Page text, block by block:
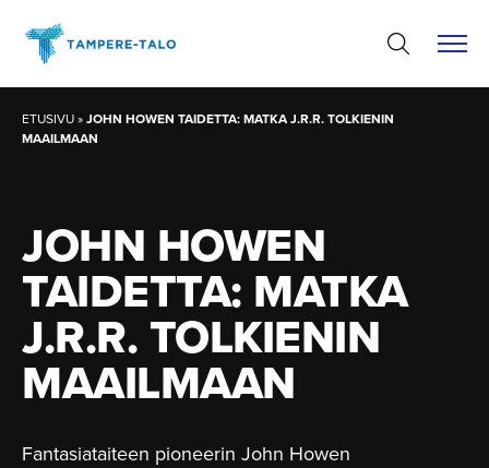
sisältöön
ETUSIVU»JOHN HOWEN TAIDETTA: MATKA J.R.R. TOLKIENIN
MAAILMAAN
JOHN HOWEN
TAIDETTA: MATKA
J.R.R. TOLKIENIN
MAAILMAAN
Fantasiataiteen pioneerin John Howen